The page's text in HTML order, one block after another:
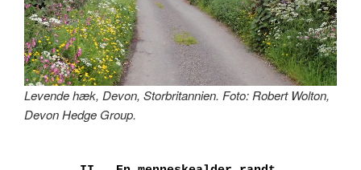
Levende hæk, Devon, Storbritannien. Foto: Robert Wolton,
Devon Hedge Group.